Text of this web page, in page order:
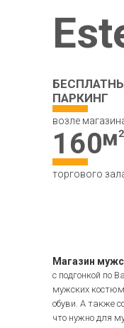
с подгонкой по
мужских
обуви. А также
что нужно для
ПАРКИНГ
возле
160
торгового
Магазин